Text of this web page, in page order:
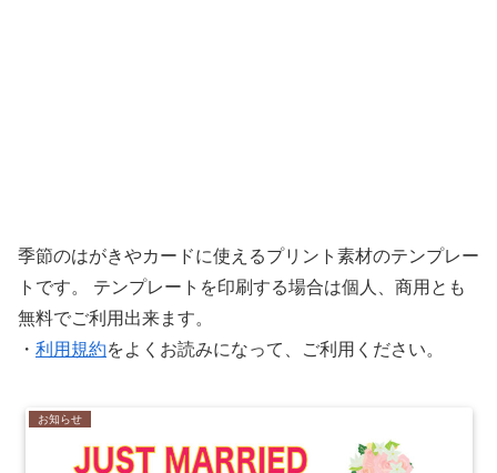
季節のはがきやカードに使えるプリント素材のテンプレー
トです。 テンプレートを印刷する場合は個人、商用とも
無料でご利用出来ます。
・ 利用規約をよくお読みになって、ご利用ください。
お知らせ